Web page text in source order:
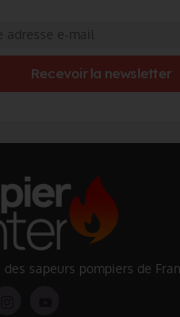
Recevoir la newsletter
sapeurs pompiers de